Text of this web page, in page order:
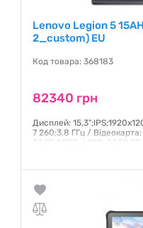
Lenovo Legion 5
2_custom) EU
Код товара: 368183
82340 грн
Дисплей:
7 260;3,8 ГГц /
32 ГБ;DDR5 / SSD: 2000
Гарантия:12 месяцев